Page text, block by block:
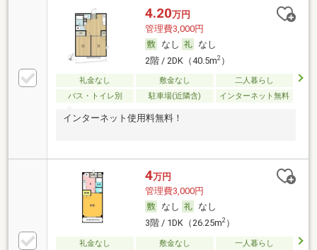
4.20万円
管理費3,000円
なし
なし
2階 / 2DK（40.5m2）
礼金なし 敷金なし
二人暮らし
バス・トイレ別
駐車場(近隣含) インターネット無料
インターネット使用料無料！
4万円
管理費3,000円
なし
なし
3階 / 1DK（26.25m2）
礼金なし 敷金なし
一人暮らし